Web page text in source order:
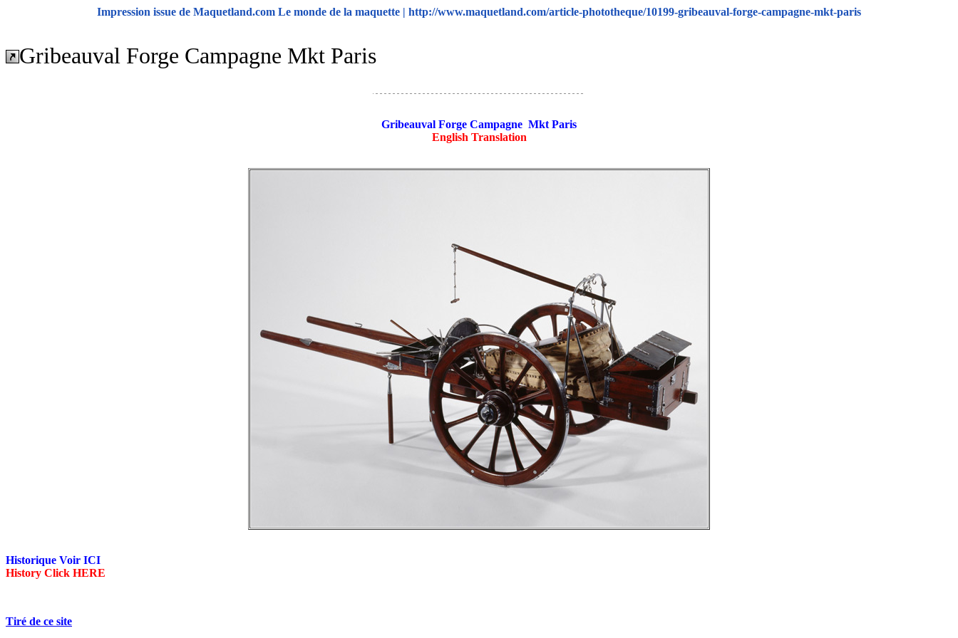
Impression issue de Maquetland.com Le monde de la maquette | http://www.maquetland.com/article-phototheque/10199-gribeauval-forge-campagne-mkt-paris
Gribeauval Forge Campagne Mkt Paris
Gribeauval Forge Campagne Mkt Paris
English Translation
Historique Voir ICI
History Click HERE
Tiré de ce site